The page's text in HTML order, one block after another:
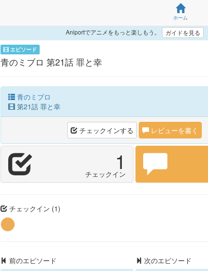
ホーム
Aniportでアニメをもっと楽しもう。 ガイドを見る
エピソード
青のミブロ 第21話 罪と幸
青のミブロ
第21話 罪と幸
チェックインする レビューを書く
1
チェックイン
チェックイン (1)
前のエピソード
次のエピソード